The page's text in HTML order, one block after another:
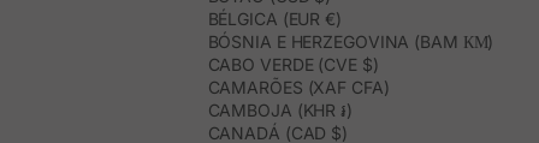
BÉLGICA (EUR €)
BÓSNIA E HERZEGOVINA (BAM КМ)
CABO VERDE (CVE $)
CAMARÕES (XAF CFA)
CAMBOJA (KHR ៛)
CANADÁ (CAD $)